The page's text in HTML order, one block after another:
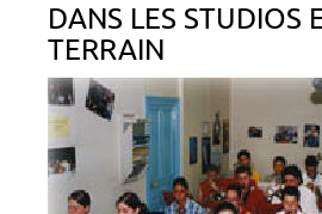
DANS LES STUDIOS
TERRAIN